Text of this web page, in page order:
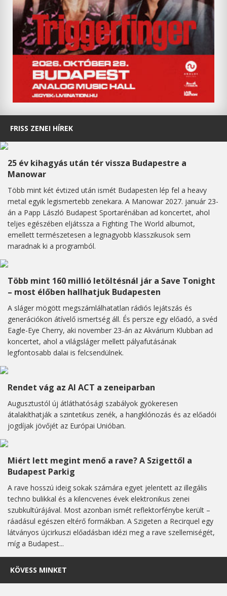
FRISS ZENEI HÍREK
25 év kihagyás után tér vissza Budapestre a
Manowar
Több mint két évtized után ismét Budapesten lép fel a heavy
metal egyik legismertebb zenekara. A Manowar 2027. január 23-
án a Papp László Budapest Sportarénában ad koncertet, ahol
teljes egészében eljátssza a Fighting The World albumot,
emellett természetesen a legnagyobb klasszikusok sem
maradnak ki a programból.
Több mint 160 millió letöltésnál jár a Save Tonight
– most élőben hallhatjuk Budapesten
A sláger mögött megszámlálhatatlan rádiós lejátszás és
generációkon átívelő ismertség áll. És persze egy előadó, a svéd
Eagle-Eye Cherry, aki november 23-án az Akvárium Klubban ad
koncertet, ahol a világsláger mellett pályafutásának
legfontosabb dalai is felcsendülnek.
Rendet vág az AI ACT a zeneiparban
Augusztustól új átláthatósági szabályok gyökeresen
átalakíthatják a szintetikus zenék, a hangklónozás és az előadói
jogdíjak jövőjét az Európai Unióban.
Miért lett megint menő a rave? A Szigettől a
Budapest Parkig
A rave hosszú ideig sokak számára egyet jelentett az illegális
techno bulikkal és a kilencvenes évek elektronikus zenei
szubkultúrájával. Most azonban ismét reflektorfénybe került –
ráadásul egészen eltérő formákban. A Szigeten a Recirquel egy
látványos újcirkuszi előadásban idézi meg a rave szellemiségét,
míg a Budapest...
KÖVESS MINKET